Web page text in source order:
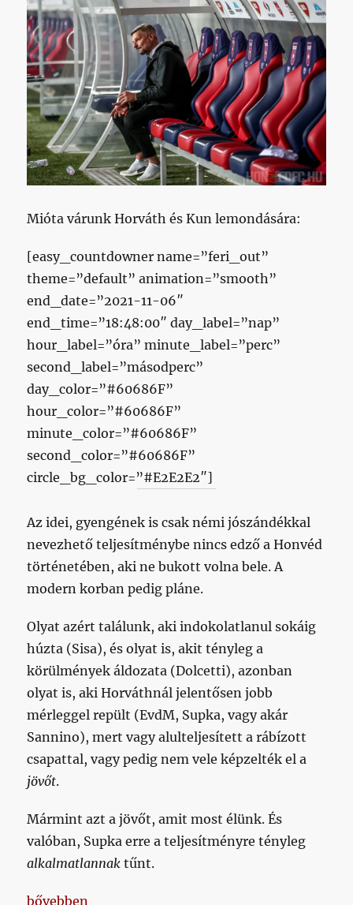
Mióta várunk Horváth és Kun lemondására:
[easy_countdowner name=”feri_out”
theme=”default” animation=”smooth”
end_date=”2021-11-06″
end_time=”18:48:00″ day_label=”nap”
hour_label=”óra” minute_label=”perc”
second_label=”másodperc”
day_color=”#60686F”
hour_color=”#60686F”
minute_color=”#60686F”
second_color=”#60686F”
circle_bg_color=”#E2E2E2″]
Az idei, gyengének is csak némi jószándékkal
nevezhető teljesítménybe nincs edző a Honvéd
történetében, aki ne bukott volna bele. A
modern korban pedig pláne.
Olyat azért találunk, aki indokolatlanul sokáig
húzta (Sisa), és olyat is, akit tényleg a
körülmények áldozata (Dolcetti), azonban
olyat is, aki Horváthnál jelentősen jobb
mérleggel repült (EvdM, Supka, vagy akár
Sannino), mert vagy alulteljesített a rábízott
csapattal, vagy pedig nem vele képzelték el a
jövőt.
Mármint azt a jövőt, amit most élünk. És
valóban, Supka erre a teljesítményre tényleg
alkalmatlannak tűnt.
„Több, mint másfél nap alatt a Honvéd meg sem
bővebben